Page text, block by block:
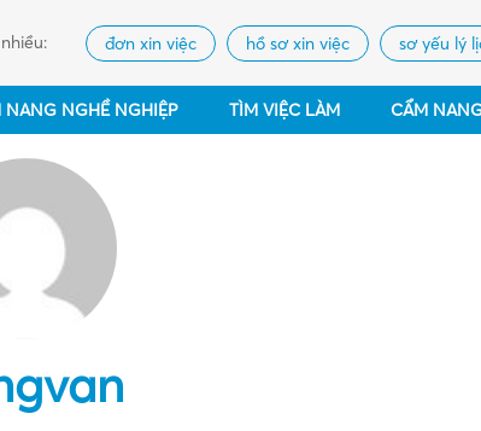
đơn xin việc hồ sơ xin việc sơ yếu lý
NANG NGHỀ NGHIỆP TÌM VIỆC LÀM CẨM